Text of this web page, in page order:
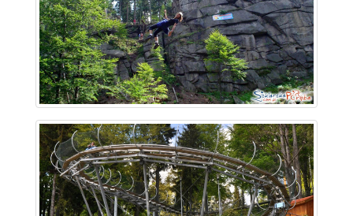
~ 0.8 km